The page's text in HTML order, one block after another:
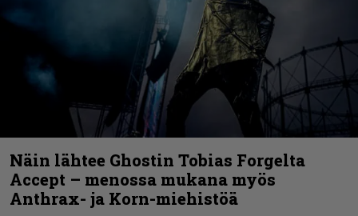
Näin lähtee Ghostin Tobias Forgelta
Accept – menossa mukana myös
Anthrax- ja Korn-miehistöä